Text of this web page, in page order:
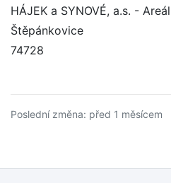
HÁJEK a SYNOVÉ, a.s. -
Štěpánkovice
74728
Poslední změna: před 1 měsícem